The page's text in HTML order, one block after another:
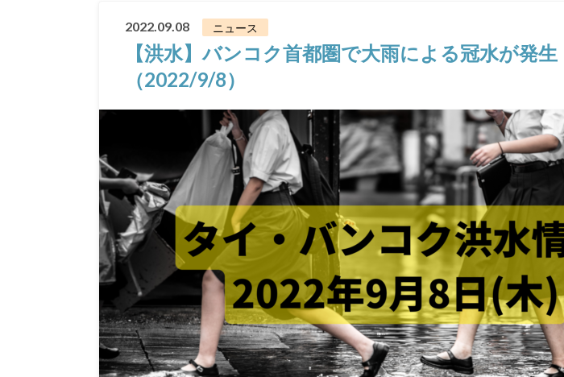
2022.09.08 ニュース
【洪水】バンコク首都圏で大雨による冠水が発生
（2022/9/8）